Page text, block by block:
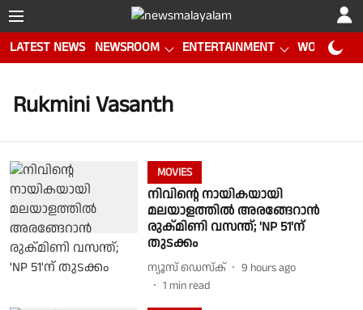
LATEST NEWS NEWSROOM ENTERTAINMENT WORLD CUP
Rukmini Vasanth
MOVIES
നിവിന്റെ നായികയായി
മലയാളത്തിൽ അരങ്ങേറാൻ
രുക്മിണി വസന്ത്; 'NP 51'ന്
തുടക്കം
ന്യൂസ് ഡെസ്ക്
9 hours ago
1 min read